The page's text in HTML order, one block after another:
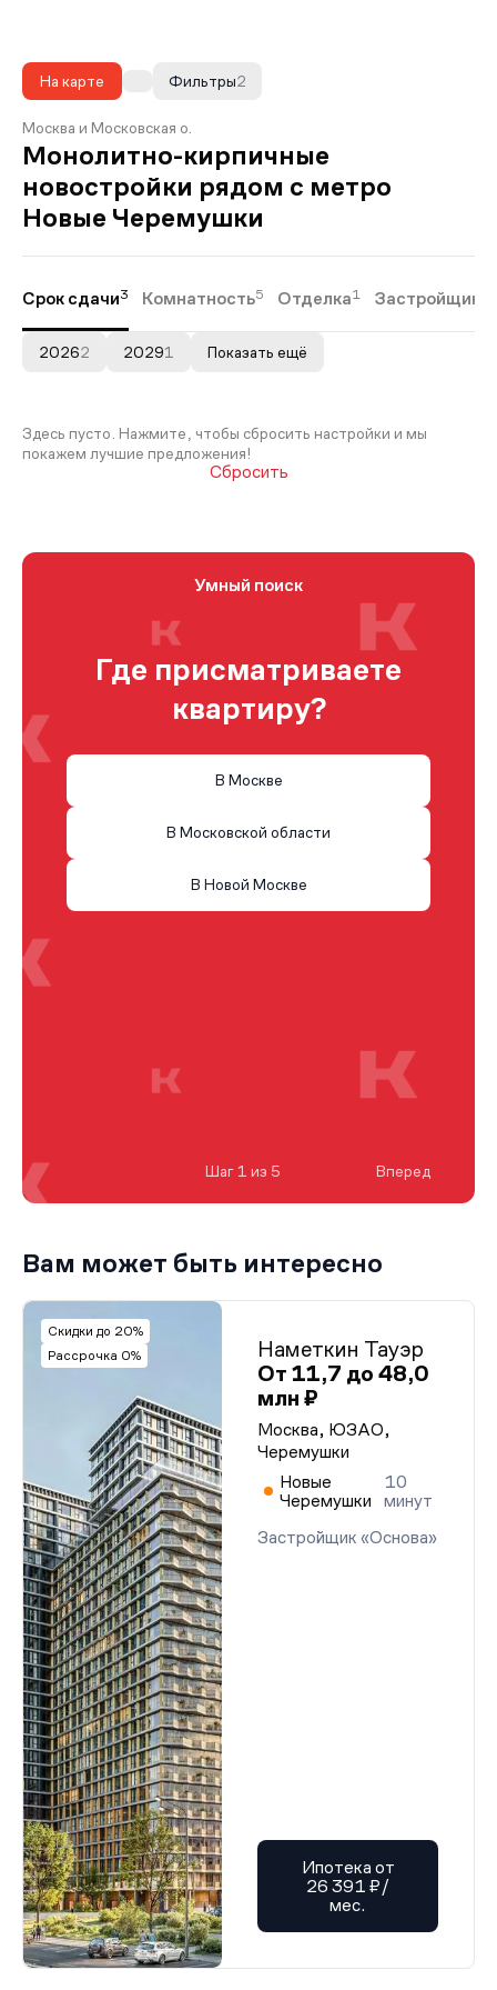
На карте 2
Фильтры
Москва и Московская о.
Монолитно-кирпичные
новостройки рядом с метро
Новые Черемушки
Срок сдачи3 Комнатность5 Отделка1 Застройщики
20262 20291 Показать ещё
Здесь пусто. Нажмите, чтобы сбросить настройки и мы
покажем лучшие предложения!
Сбросить
Умный поиск
Где присматриваете
квартиру?
В Москве
В Московской области
В Новой Москве
Шаг 1 из 5 Вперед
Вам может быть интересно
Скидки до 20%
Рассрочка 0%
Наметкин Тауэр
От 11,7 до 48,0
млн ₽
Москва, ЮЗАО,
Черемушки
Новые
Черемушки
10
минут
Застройщик «Основа»
Ипотека от
26 391 ₽/
мес.